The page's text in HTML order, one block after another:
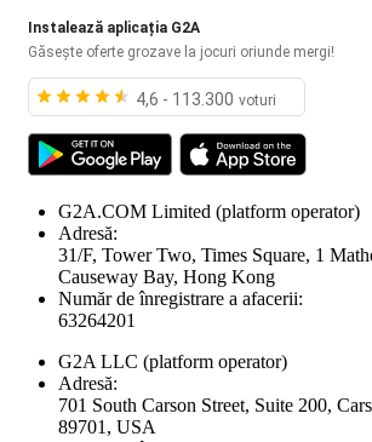
Instalează aplicația G2A
Găsește oferte grozave la jocuri oriunde mergi!
4,6 - 113.300 voturi
G2A.COM Limited (platform operator)
Adresă:
31/F, Tower Two, Times Square, 1
Causeway Bay, Hong Kong
Număr de înregistrare a afacerii:
63264201
G2A LLC (platform operator)
Adresă:
701 South Carson Street, Suite 200,
89701, USA